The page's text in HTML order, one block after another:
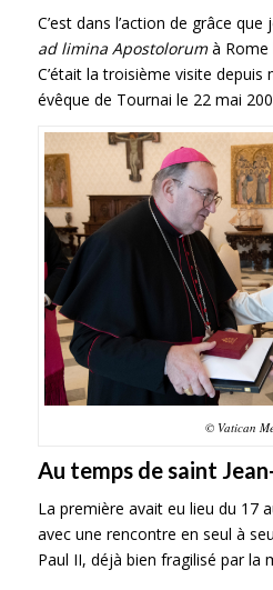
C’est dans l’action de grâce
ad limina Apostolorumà Rome
C’était la troisième visite
évêque de Tournai le 22 mai
© Vatican
Au temps de saint
La première avait eu lieu du 17
avec une rencontre en seul à
Paul II, déjà bien fragilisé par la